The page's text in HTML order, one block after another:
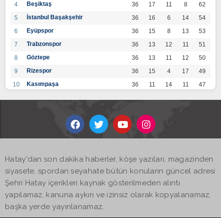
4
Beşiktaş 36 17 11 8
62
5
İstanbul Başakşehir 36 16 6 14
54
6
Eyüpspor 36 15 8 13
53
7
Trabzonspor 36 13 12 11
51
8
Göztepe 36 13 11 12
50
9
Rizespor 36 15 4 17
49
10
Kasımpaşa 36 11 14 11
47
36 12
14
Kayserispor 36 11 12 13
45
17
Hatayspor 36
19
Adana Demirspor
Hatay'dan son dakika haberler, köşe yazıları, magazinden
siyasete, spordan seyahate bütün konuların güncel adresi
Şehri Hatay içerikleri kaynak gösterilmeden alıntı
yapılamaz, kanuna aykırı ve izinsiz olarak kopyalanamaz,
başka yerde yayınlanamaz.